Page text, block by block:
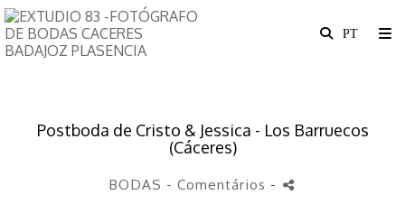
Postboda de Cristo & Jessica - Los Barruecos
(Cáceres)
BODAS - Comentários -